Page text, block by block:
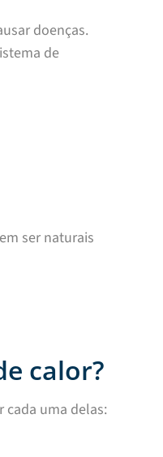
doenças.
de
ser naturais
calor?
cada uma delas: